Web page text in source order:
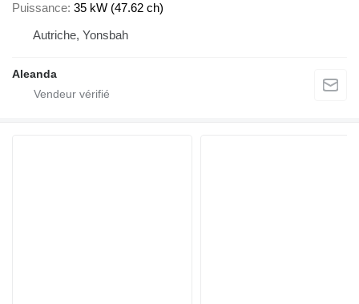
Puissance 35 kW (47.62 ch)
Autriche, Yonsbah
Aleanda